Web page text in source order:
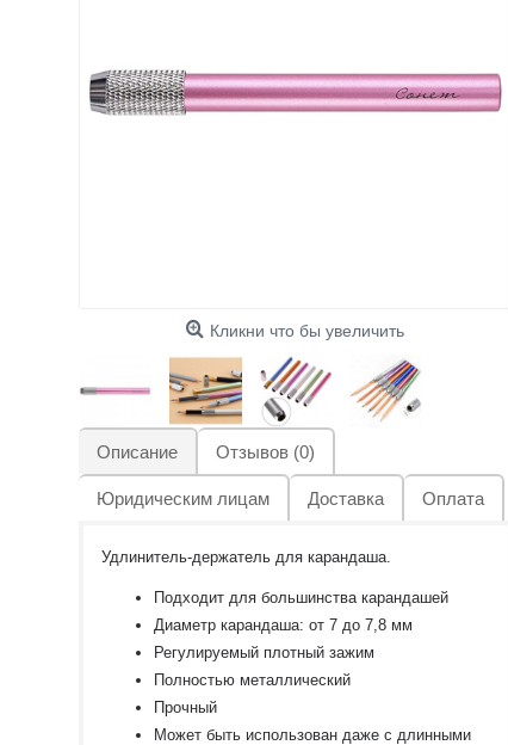
Кликни что бы увеличить
Описание Отзывов (0)
Юридическим лицам Доставка Оплата
Удлинитель-держатель для карандаша.
Подходит для большинства карандашей
Диаметр карандаша: от 7 до 7,8 мм
Регулируемый плотный зажим
Полностью металлический
Прочный
Может быть использован даже с длинными